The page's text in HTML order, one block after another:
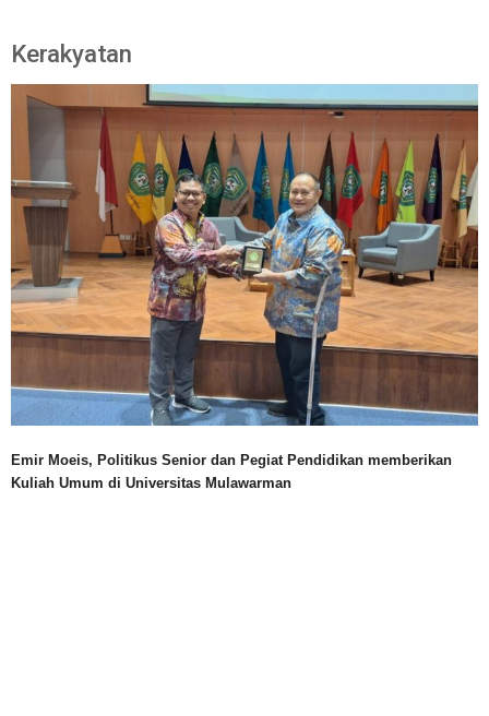
Kerakyatan
Emir Moeis, Politikus Senior dan Pegiat Pendidikan memberikan
Kuliah Umum di Universitas Mulawarman